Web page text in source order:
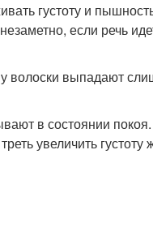
густоту и
если речь
волоски выпадают
в состоянии
увеличить густоту